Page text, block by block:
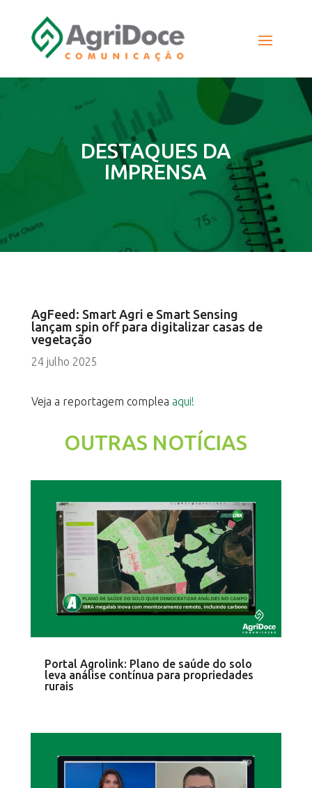
DESTAQUES DA
IMPRENSA
AgFeed: Smart Agri e Smart Sensing
lançam spin off para digitalizar casas de
vegetação
24 julho 2025
Veja a reportagem complea aqui!
OUTRAS NOTÍCIAS
Portal Agrolink: Plano de saúde do solo
leva análise contínua para propriedades
rurais